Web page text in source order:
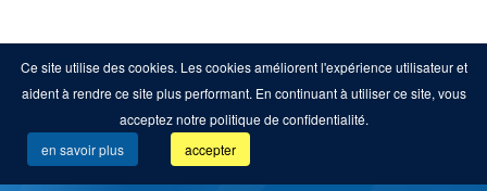
Ce site utilise des cookies. Les cookies améliorent l'expérience utilisateur et
aident à rendre ce site plus performant. En continuant à utiliser ce site, vous
acceptez notre politique de confidentialité.
en savoir plus
accepter